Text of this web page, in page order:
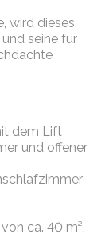
wird dieses
seine für
dem Lift
und offener
ca. 40 m²,